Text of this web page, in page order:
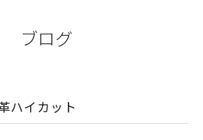
ブログ
ハイカット